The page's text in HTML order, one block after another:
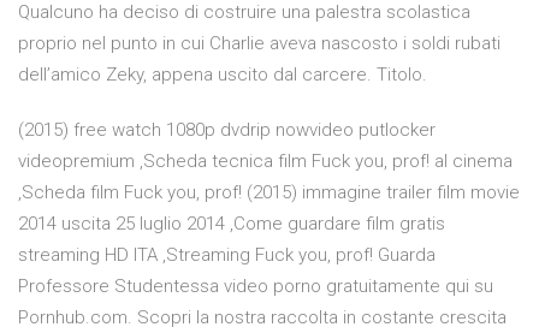
Qualcuno ha deciso di costruire una palestra scolastica
proprio nel punto in cui Charlie aveva nascosto i soldi rubati
dell’amico Zeky, appena uscito dal carcere. Titolo.
(2015) free watch 1080p dvdrip nowvideo putlocker
videopremium ,Scheda tecnica film Fuck you, prof! al cinema
,Scheda film Fuck you, prof! (2015) immagine trailer film movie
2014 uscita 25 luglio 2014 ,Come guardare film gratis
streaming HD ITA ,Streaming Fuck you, prof! Guarda
Professore Studentessa video porno gratuitamente qui su
Pornhub.com. Scopri la nostra raccolta in costante crescita